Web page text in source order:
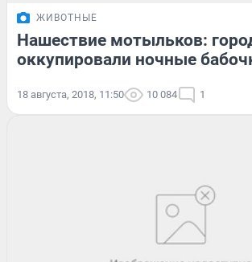
ЖИВОТНЫЕ
Нашествие мотыльков:
оккупировали ночные
18 августа, 2018, 11:50 10 084 1